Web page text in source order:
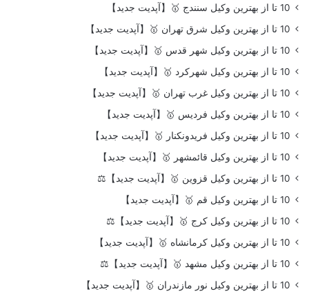
10 تا از بهترین وکیل سنندج 🥇【آپدیت جدید】
10 تا از بهترین وکیل شرق تهران 🥇【آپدیت جدید】
10 تا از بهترین وکیل شهر قدس 🥇【آپدیت جدید】
10 تا از بهترین وکیل شهرکرد 🥇【آپدیت جدید】
10 تا از بهترین وکیل غرب تهران 🥇【آپدیت جدید】
10 تا از بهترین وکیل فردیس 🥇【آپدیت جدید】
10 تا از بهترین وکیل فریدونکنار 🥇【آپدیت جدید】
10 تا از بهترین وکیل قائمشهر 🥇【آپدیت جدید】
10 تا از بهترین وکیل قزوین 🥇【آپدیت جدید】⚖️
10 تا از بهترین وکیل قم 🥇【آپدیت جدید】
10 تا از بهترین وکیل کرج 🥇【آپدیت جدید】⚖️
10 تا از بهترین وکیل کرمانشاه 🥇【آپدیت جدید】
10 تا از بهترین وکیل مشهد 🥇【آپدیت جدید】⚖️
10 تا از بهترین وکیل نور مازندران 🥇【آپدیت جدید】